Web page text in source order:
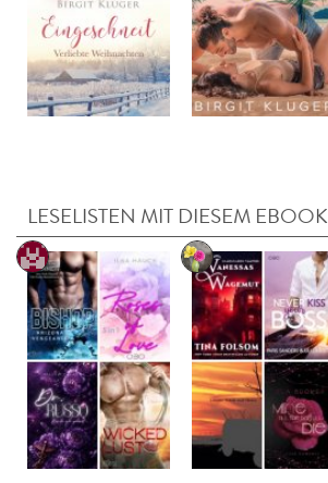
LESELISTEN MIT DIESEM EBOOK